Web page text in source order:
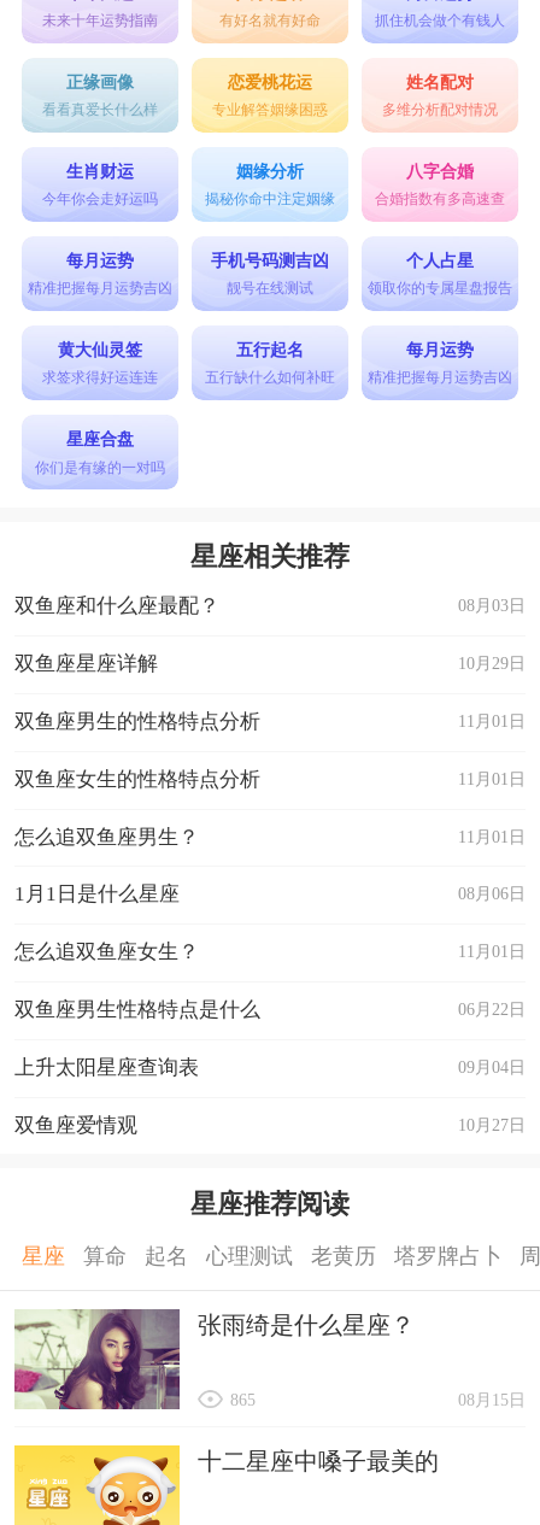
直都无法放下对方，尽管狮子座的人有很强的控制
权，一般的人很难接受，可是这样也让水瓶座的人
感到了安全感，并且觉得狮子座的人非常的真实。
性，原来内心一直忘不了的一直是对方，在内心深
处想念的那个人，也是对方，所以两人很快又会旧
情复燃，最终还是会在一起。
星座乐原创文章，转载需注明出处
未来十年运势指南 有好名就有好命 抓住机会做个有钱人
正缘画像
看看真爱长什么样
恋爱桃花运
专业解答姻缘困惑
姓名配对
多维分析配对情况
生肖财运
今年你会走好运吗
姻缘分析
揭秘你命中注定姻缘
八字合婚
合婚指数有多高速查
每月运势
精准把握每月运势吉凶
手机号码测吉凶
靓号在线测试
个人占星
领取你的专属星盘报告
黄大仙灵签
求签求得好运连连
五行起名
五行缺什么如何补旺
每月运势
精准把握每月运势吉凶
星座合盘
你们是有缘的一对吗
星座相关推荐
08月03日
双鱼座和什么座最配？
10月29日
双鱼座星座详解
11月01日
双鱼座男生的性格特点分析
11月01日
双鱼座女生的性格特点分析
11月01日
怎么追双鱼座男生？
08月06日
1月1日是什么星座
11月01日
怎么追双鱼座女生？
06月22日
双鱼座男生性格特点是什么
09月04日
上升太阳星座查询表
10月27日
双鱼座爱情观
星座推荐阅读
星座 算命 起名 心理测试 老黄历 塔罗牌占卜
张雨绮是什么星座？
08月15日
865
十二星座中嗓子最美的